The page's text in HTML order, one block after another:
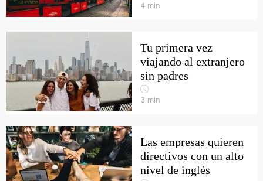
4 min
Tu primera vez
viajando al extranjero
sin padres
3 min
Las empresas quieren
directivos con un alto
nivel de inglés